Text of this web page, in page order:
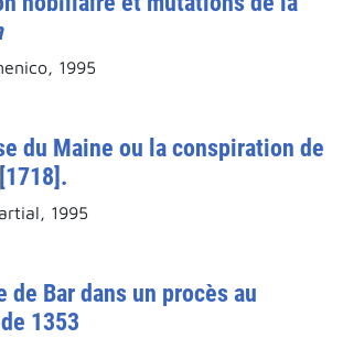
1995
du Maine ou la conspiration de
1995
de Bar dans un procès au
1353